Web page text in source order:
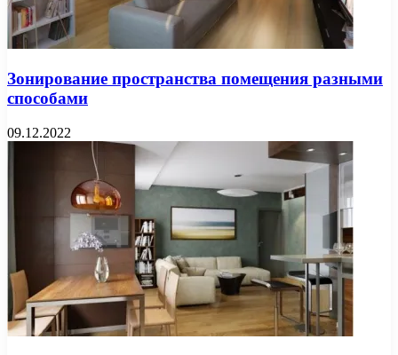
Зонирование пространства помещения разными
способами
09.12.2022